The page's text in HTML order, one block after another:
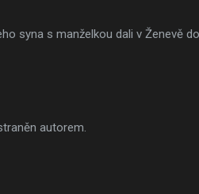
syna s manželkou dali v Ženevě
autorem.